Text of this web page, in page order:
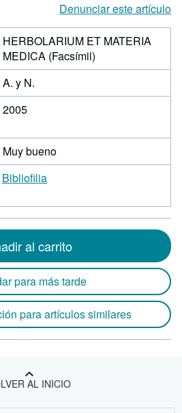
Denunciar este artículo
HERBOLARIUM ET MATERIA
MEDICA (Facsímil)
A. y N.
2005
Muy bueno
Bibliofilia
al carrito
para más tarde
para artículos similares
AL INICIO